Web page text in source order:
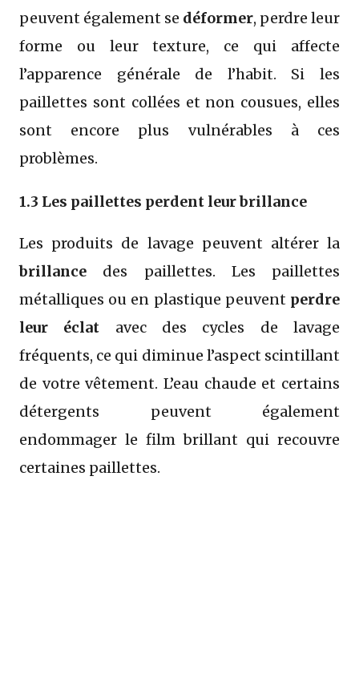
peuvent également se déformer, perdre leur
forme ou leur texture, ce qui affecte
l’apparence générale de l’habit. Si les
paillettes sont collées et non cousues, elles
sont encore plus vulnérables à ces
problèmes.
1.3 Les paillettes perdent leur brillance
Les produits de lavage peuvent altérer la
brillance des paillettes. Les paillettes
métalliques ou en plastique peuvent perdre
leur éclat avec des cycles de lavage
fréquents, ce qui diminue l’aspect scintillant
de votre vêtement. L’eau chaude et certains
détergents peuvent également
endommager le film brillant qui recouvre
certaines paillettes.